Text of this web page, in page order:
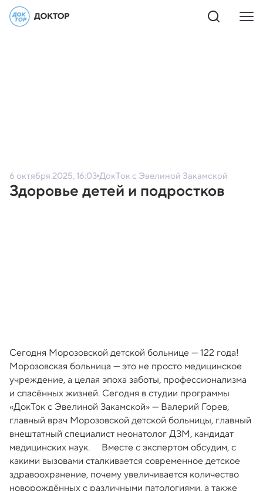
6 октября 2025, 16:03ДокТок с Эвелиной Закамской
Здоровье детей и подростков
Сегодня Морозовской детской больнице — 122 года!
Морозовская больница — это не просто медицинское
учреждение, а целая эпоха заботы, профессионализма
и спасённых жизней. Сегодня в студии программы
«ДокТок с Эвелиной Закамской» — Валерий Горев,
главный врач Морозовской детской больницы, главный
внештатный специалист неонатолог ДЗМ, кандидат
медицинских наук. ⠀ Вместе с экспертом обсудим, с
какими вызовами сталкивается современное детское
здравоохранение, почему увеличивается количество
новорождённых с различными патологиями, а также